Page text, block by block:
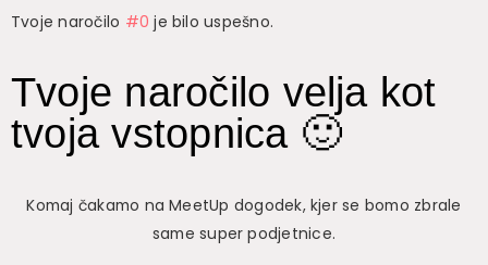
Tvoje naročilo #0je bilo uspešno.
Tvoje naročilo velja kot
tvoja vstopnica 🙂
Komaj čakamo na MeetUp dogodek, kjer se bomo zbrale
same super podjetnice.